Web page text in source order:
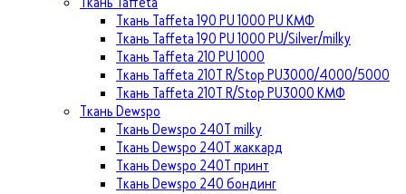
Ткань Taffeta 190 PU 1000 PU КМФ
Ткань Taffeta 190 PU 1000 PU/Silver/milky
Ткань Taffeta 210 PU 1000
Ткань Taffeta 210Т R/Stop PU3000/4000/5000
Ткань Taffeta 210Т R/Stop PU3000 КМФ
Ткань Dewspo
Ткань Dewspo 240Т milky
Ткань Dewspo 240T жаккард
Ткань Dewspo 240Т принт
Ткань Dewspo 240 бондинг